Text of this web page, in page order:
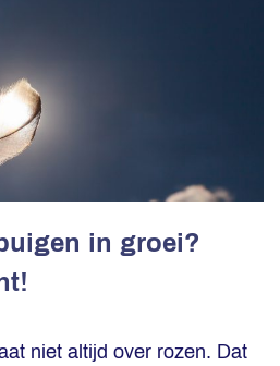
in groei?
niet altijd over rozen. Dat